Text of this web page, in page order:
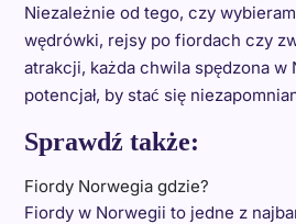
Niezależnie od tego, czy
wędrówki, rejsy po fiordach czy
atrakcji, każda chwila spędzona w
potencjał, by stać się
Sprawdź także:
Fiordy Norwegia gdzie?
Fiordy w Norwegii to jedne z